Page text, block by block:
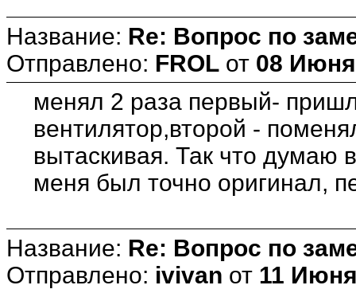
Название: Re: Вопрос по
Отправлено: FROL от 08 Июня
менял 2 раза первый-
вентилятор,второй -
вытаскивая. Так что думаю
меня был точно оригинал,
Название: Re: Вопрос по
Отправлено: ivivan от 11